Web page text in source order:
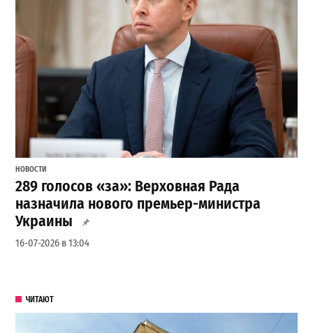
НОВОСТИ
289 голосов «за»: Верховная Рада
назначила нового премьер-министра
Украины
16-07-2026 в 13:04
ЧИТАЮТ